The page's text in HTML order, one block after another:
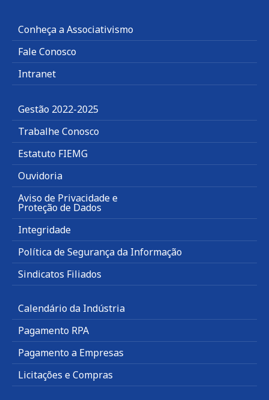
Conheça a Associativismo
Fale Conosco
Intranet
Gestão 2022-2025
Trabalhe Conosco
Estatuto FIEMG
Ouvidoria
Aviso de Privacidade e
Proteção de Dados
Integridade
Política de Segurança da Informação
Sindicatos Filiados
Calendário da Indústria
Pagamento RPA
Pagamento a Empresas
Licitações e Compras